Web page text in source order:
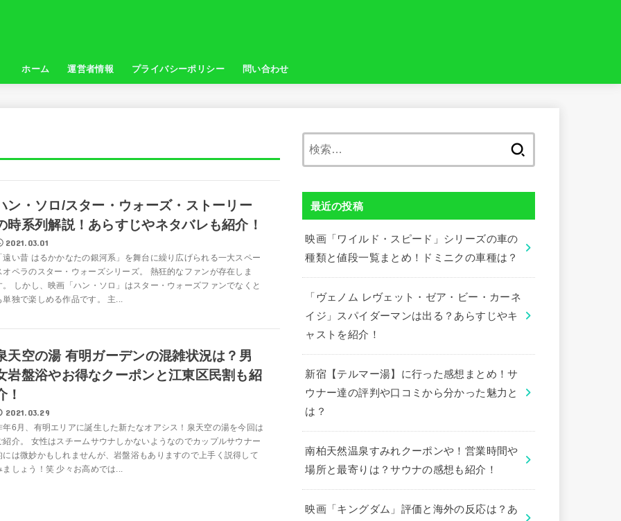
ホーム 運営者情報 プライバシーポリシー 問い合わせ
ン・ソロ/スター・ウォーズ・ストーリー
時系列解説！あらすじやネタバレも紹介！
2021.03.01
遠い昔 はるかかなたの銀河系」を舞台に繰り広げられる一大スペー
オペラのスター・ウォーズシリーズ。 熱狂的なファンが存在しま
。 しかし、映画「ハン・ソロ」はスター・ウォーズファンでなくと
単独で楽しめる作品です。 主...
天空の湯 有明ガーデンの混雑状況は？男
岩盤浴やお得なクーポンと江東区民割も紹
！
2021.03.29
年6月、有明エリアに誕生した新たなオアシス！泉天空の湯を今回は
紹介。 女性はスチームサウナしかないようなのでカップルサウナー
には微妙かもしれませんが、岩盤浴もありますので上手く説得して
ましょう！笑 少々お高めでは...
最近の投稿
映画「ワイルド・スピード」シリーズの車の
種類と値段一覧まとめ！ドミニクの車種は？
「ヴェノム レヴェット・ゼア・ビー・カーネ
イジ」スパイダーマンは出る？あらすじやキ
ャストを紹介！
新宿【テルマー湯】に行った感想まとめ！サ
ウナー達の評判や口コミから分かった魅力と
は？
南柏天然温泉すみれクーポンや！営業時間や
場所と最寄りは？サウナの感想も紹介！
映画「キングダム」評価と海外の反応は？あ